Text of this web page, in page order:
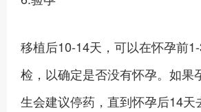
移植后10-14天，可以在怀孕前
检，以确定是否没有怀孕。如果
生会建议停药，直到怀孕后14天